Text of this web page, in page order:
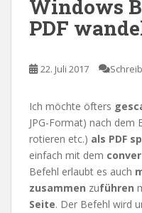
Windows
PDF
22. Juli 2017
Ich möchte öfters
JPG-Format) nach dem
rotieren etc.) als PDF
einfach mit dem
Befehl erlaubt es auch
zusammen zuführen
Seite. Der Befehl wird